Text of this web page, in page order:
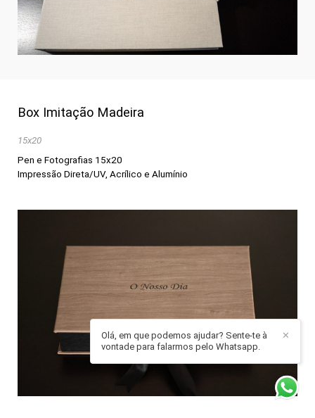
Box Imitação Madeira
15x20
Pen e Fotografias 15x20
Impressão Direta/UV, Acrílico e Alumínio
✕
Olá, em que podemos ajudar? Sente-te à
vontade para falarmos pelo Whatsapp.